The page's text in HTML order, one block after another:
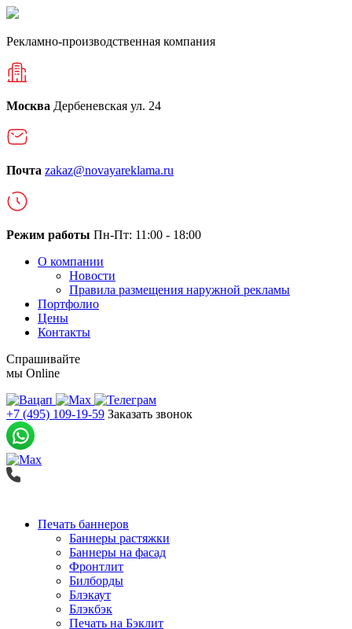
Рекламно-производственная компания
Москва Дербеневская ул. 24
Почта zakaz@novayareklama.ru
Режим работы Пн-Пт: 11:00 - 18:00
О компании
Новости
Правила размещения наружной рекламы
Портфолио
Цены
Контакты
Спрашивайте
мы Online
+7 (495) 109-19-59 Заказать звонок
Печать баннеров
Баннеры растяжки
Баннеры на фасад
Фронтлит
Билборды
Блэкаут
Блэкбэк
Печать на Бэклит